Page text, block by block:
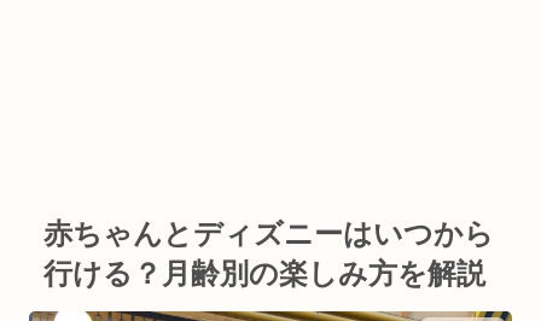
赤ちゃんとディズニーはいつから
行ける？月齢別の楽しみ方を解説